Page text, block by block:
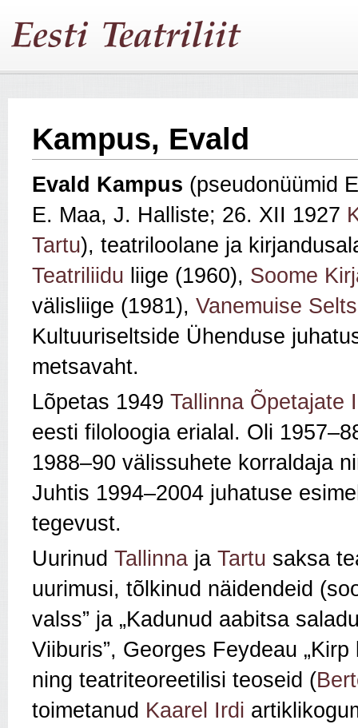
Kampus, Evald
Evald Kampus (pseudonüümid
E. Maa, J. Halliste; 26. XII 1927
Tartu), teatriloolane ja
Teatriliidu liige (1960), Soome
välisliige (1981), Vanemuise
Kultuuriseltside Ühenduse
metsavaht.
Lõpetas 1949 Tallinna Õpetajate
eesti filoloogia erialal. Oli
1988–90 välissuhete korraldaja
Juhtis 1994–2004 juhatuse
tegevust.
Uurinud Tallinna ja Tartu saksa
uurimusi, tõlkinud näidendeid
valss” ja „Kadunud aabitsa
Viiburis”, Georges Feydeau
ning teatriteoreetilisi teoseid (
toimetanud Kaarel Irdi